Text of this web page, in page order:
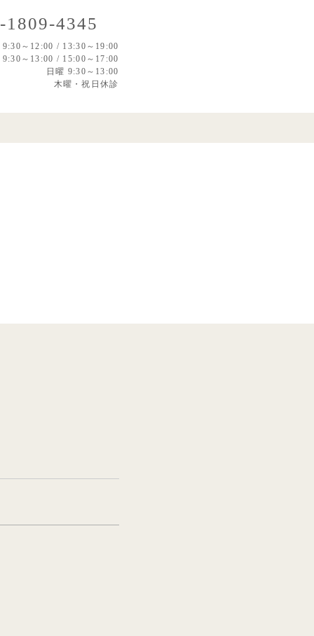
1809-4345
9:30～12:00 / 13:30～19:00
9:30～13:00 / 15:00～17:00
日曜 9:30～13:00
木曜・祝日休診